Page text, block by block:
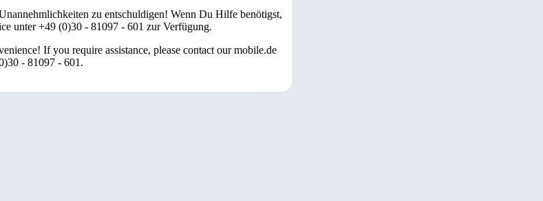
zu entschuldigen! Wenn Du Hilfe benötigst,
unter +49 (0)30 - 81097 - 601 zur Verfügung.
If you require assistance, please contact our mobile.de
- 81097 - 601.